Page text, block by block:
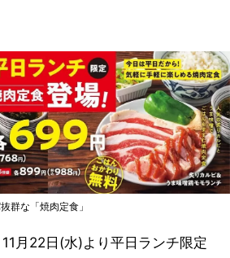
群な「焼肉定食」
11月22日(水)より平日ランチ限定